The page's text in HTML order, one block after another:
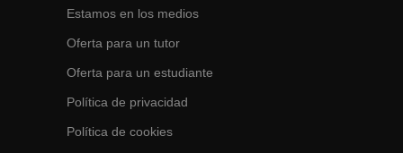
Estamos en los medios
Oferta para un tutor
Oferta para un estudiante
Política de privacidad
Política de cookies